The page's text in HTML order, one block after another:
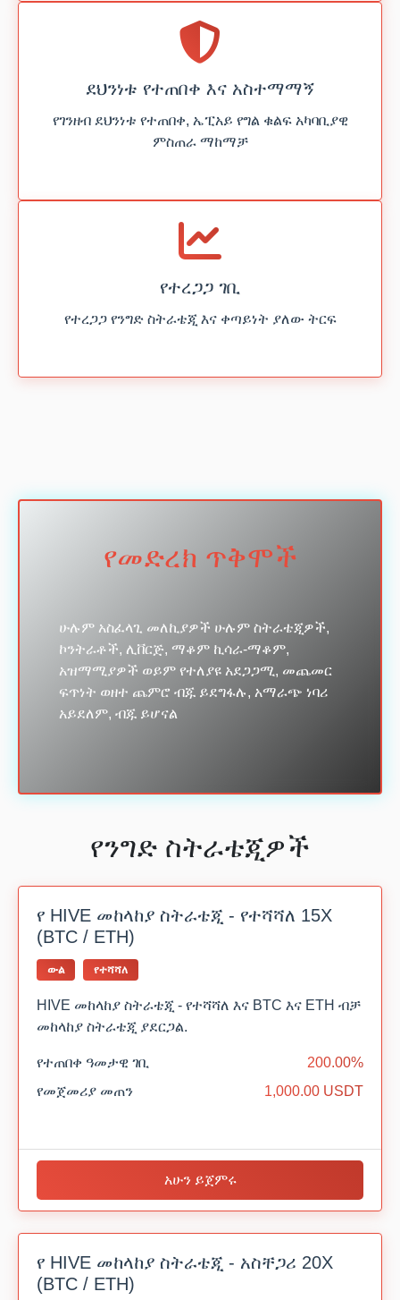
ደህንነቱ የተጠበቀ እና አስተማማኝ
የገንዘብ ደህንነቱ የተጠበቀ, ኤፒአይ የግል ቁልፍ አካባቢያዊ
ምስጠራ ማከማቻ
የተረጋጋ ገቢ
የተረጋጋ የንግድ ስትራቴጂ እና ቀጣይነት ያለው ትርፍ
የመድረክ ጥቅሞች
ሁሉም አስፈላጊ መለኪያዎች ሁሉም ስትራቴጂዎች,
ኮንትራቶች, ሊቨርጅ, ማቆም ኪሳራ-ማቆም,
አዝማሚያዎች ወይም የተለያዩ አደጋጋሚ, መጨመር
ፍጥነት ወዘተ ጨምሮ ብጁ ይደግፋሉ, አማራጭ ነባሪ
አይደለም, ብጁ ይሆናል
የንግድ ስትራቴጂዎች
የ HIVE መከላከያ ስትራቴጂ - የተሻሻለ 15X
(BTC / ETH)
ውል የተሻሻለ
HIVE መከላከያ ስትራቴጂ - የተሻሻለ እና BTC እና ETH ብቻ
መከላከያ ስትራቴጂ ያደርጋል.
የተጠበቀ ዓመታዊ ገቢ
200.00%
የመጀመሪያ መጠን
1,000.00 USDT
አሁን ይጀምሩ
የ HIVE መከላከያ ስትራቴጂ - አስቸጋሪ 20X
(BTC / ETH)